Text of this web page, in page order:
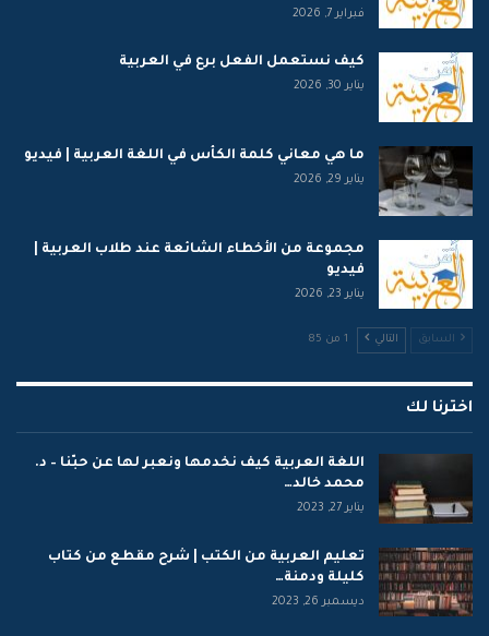
فبراير 7, 2026
كيف نستعمل الفعل برع في العربية
يناير 30, 2026
ما هي معاني كلمة الكأس في اللغة العربية | فيديو
يناير 29, 2026
مجموعة من الأخطاء الشائعة عند طلاب العربية |
فيديو
يناير 23, 2026
السابق التالي 1 من 85
اخترنا لك
اللغة العربية كيف نخدمها ونعبر لها عن حبّنا – د.
محمد خالد…
يناير 27, 2023
تعليم العربية من الكتب | شرح مقطع من كتاب
كليلة ودمنة…
ديسمبر 26, 2023